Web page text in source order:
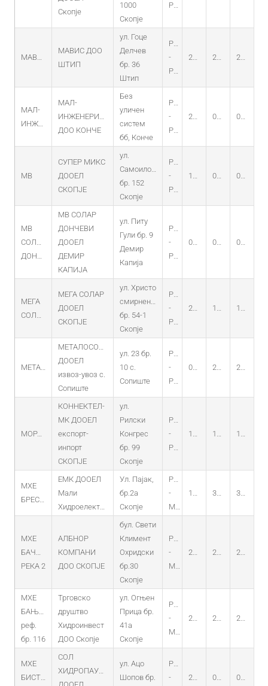
Скопје
1000
Скопје
PV
МАВИС
МАВИС ДОО
ШТИП
ул. Гоце
Делчев
бр. 36
Штип
PO
-
PV
23.03.2011 22.03.2011 22.03.2031
МАЛ-
ИНЖЕНЕРИНГ
МАЛ-
ИНЖЕНЕРИНГ
ДОО КОНЧЕ
Без
уличен
систем
бб, Конче
PO
-
PV
23.03.2015 09.03.2015 09.03.2030
МВ
СУПЕР МИКС
ДООЕЛ
СКОПЈЕ
ул.
Самоилова
бр. 152
Скопје
PO
-
PV
11.08.2014 02.08.2014 02.08.2029
МВ
СОЛАР
ДОНЧЕВИ
МВ СОЛАР
ДОНЧЕВИ
ДООЕЛ
ДЕМИР
КАПИЈА
ул. Питу
Гули бр. 9
Демир
Капија
PO
-
PV
07.08.2014 09.07.2014 09.07.2029
МЕГА
СОЛАР
МЕГА СОЛАР
ДООЕЛ
СКОПЈЕ
ул. Христо
смирненски
бр. 54-1
Скопје
PO
-
PV
22.07.2011 19.07.2011 19.07.2031
МЕТАЛОСОЛАР
МЕТАЛОСОЛАР
ДООЕЛ
извоз-увоз с.
Сопиште
ул. 23 бр.
10 с.
Сопиште
PO
-
PV
04.08.2015 22.07.2015 22.07.2030
МОРАНЕ
КОННЕКТЕЛ-
МК ДООЕЛ
експорт-
инпорт
СКОПЈЕ
ул.
Рилски
Конгрес
бр. 99
Скопје
PO
-
PV
15.05.2014 17.04.2014 17.04.2029
МХЕ
БРЕСТЈАНСКА
ЕМК ДООЕЛ
Мали
Хидроелектрани
Ул. Пајак,
бр.2а
Скопје
PO
-
MHEC
14.08.2013 30.07.2013 30.07.2033
МХЕ
БАЧИШКА
РЕКА 2
АЛБНОР
КОМПАНИ
ДОО СКОПЈЕ
бул. Свети
Климент
Охридски
бр.30
Скопје
PO
-
MHEC
28.04.2015 24.04.2015 24.04.2035
МХЕ
БАЊАНИ
реф.
бр. 116
Трговско
друштво
Хидроинвест
ДОО Скопје
ул. Огњен
Прица бр.
41а
Скопје
PO
-
MHEC
21.10.2016 21.10.2016 21.10.2036
МХЕ
БИСТРИЦА
СОЛ
ХИДРОПАУЕР
ул. Ацо
Шопов бр.
PO
-
23.01.2015 01.01.2015 01.01.2035